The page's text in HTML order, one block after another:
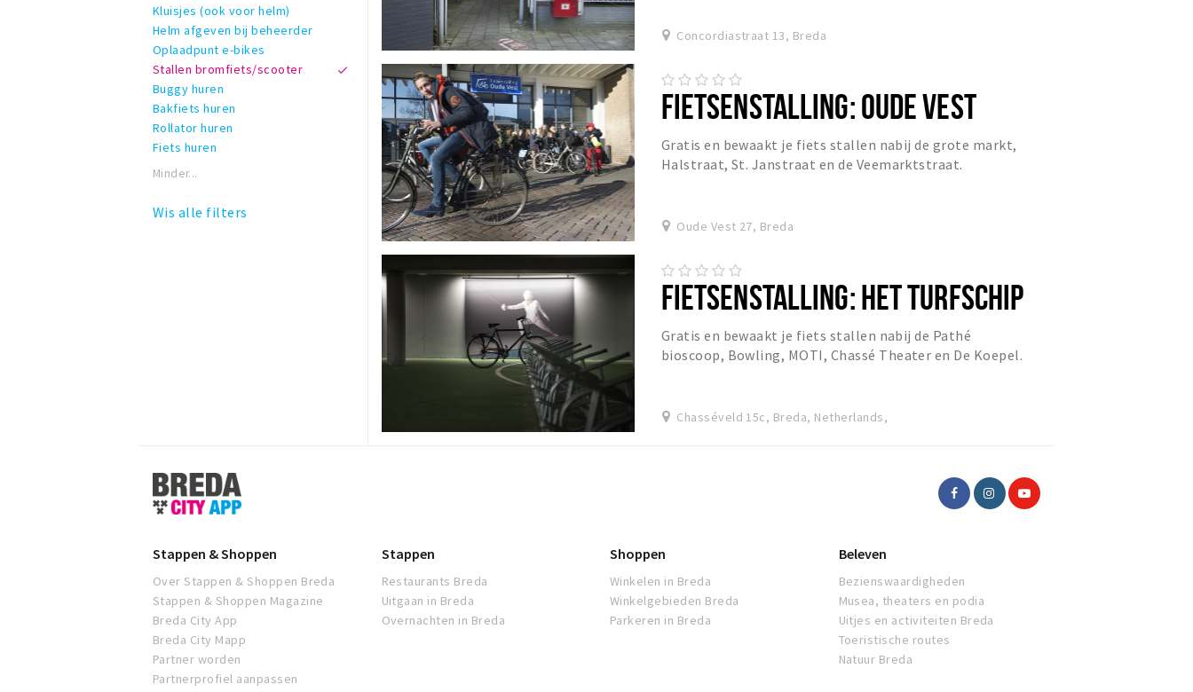
Kluisjes (ook voor helm)
Helm afgeven bij beheerder
Oplaadpunt e-bikes
Stallen bromfiets/scooter
Buggy huren
Bakfiets huren
Rollator huren
Fiets huren
Minder...
Wis alle filters
Concordiastraat 13, Breda
FIETSENSTALLING: OUDE VEST
Gratis en bewaakt je fiets stallen nabij de grote markt,
Halstraat, St. Janstraat en de Veemarktstraat.
Oude Vest 27, Breda
FIETSENSTALLING: HET TURFSCHIP
Gratis en bewaakt je fiets stallen nabij de Pathé
bioscoop, Bowling, MOTI, Chassé Theater en De Koepel.
Chasséveld 15c, Breda, Netherlands,
Stappen
&
Shoppen
Stappen & Shoppen
Over Stappen & Shoppen Breda
Stappen & Shoppen Magazine
Breda City App
Breda City Mapp
Partner worden
Partnerprofiel aanpassen
Stappen
Restaurants Breda
Uitgaan in Breda
Overnachten in Breda
Shoppen
Winkelen in Breda
Winkelgebieden Breda
Parkeren in Breda
Beleven
Bezienswaardigheden
Musea, theaters en podia
Uitjes en activiteiten Breda
Toeristische routes
Natuur Breda